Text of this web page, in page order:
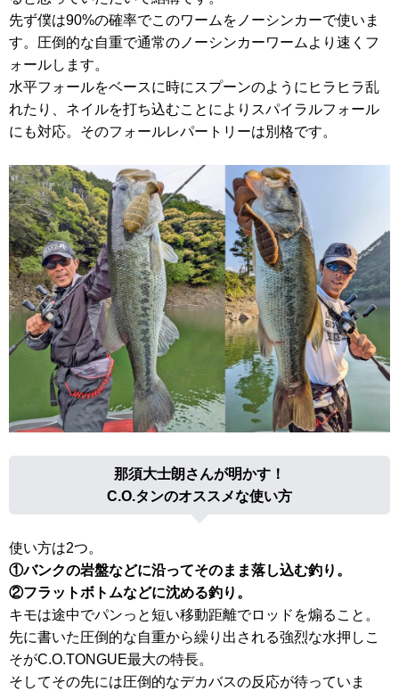
先ず僕は90%の確率でこのワームをノーシンカーで使いま
す。圧倒的な自重で通常のノーシンカーワームより速くフ
ォールします。
水平フォールをベースに時にスプーンのようにヒラヒラ乱
れたり、ネイルを打ち込むことによりスパイラルフォール
にも対応。そのフォールレパートリーは別格です。
那須大士朗さんが明かす！
C.O.タンのオススメな使い方
使い方は2つ。
①バンクの岩盤などに沿ってそのまま落し込む釣り。
②フラットボトムなどに沈める釣り。
キモは途中でパンっと短い移動距離でロッドを煽ること。
先に書いた圧倒的な自重から繰り出される強烈な水押しこ
そがC.O.TONGUE最大の特長。
そしてその先には圧倒的なデカバスの反応が待っていま